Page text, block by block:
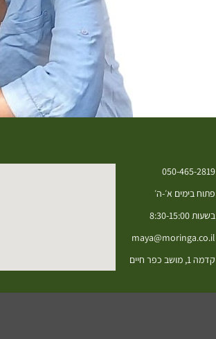
050-465-2819⁩
פתוח בימים א׳-ה׳
בשעות 8:30-15:00
maya@moringa.co.il
קדמה 1, מושב כפר חיים